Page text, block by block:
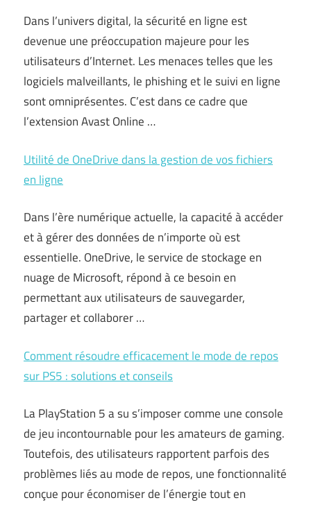
Dans l’univers digital, la sécurité en ligne est
devenue une préoccupation majeure pour les
utilisateurs d’Internet. Les menaces telles que les
logiciels malveillants, le phishing et le suivi en ligne
sont omniprésentes. C’est dans ce cadre que
l’extension Avast Online …
Utilité de OneDrive dans la gestion de vos fichiers
en ligne
Dans l’ère numérique actuelle, la capacité à accéder
et à gérer des données de n’importe où est
essentielle. OneDrive, le service de stockage en
nuage de Microsoft, répond à ce besoin en
permettant aux utilisateurs de sauvegarder,
partager et collaborer …
Comment résoudre efficacement le mode de repos
sur PS5 : solutions et conseils
La PlayStation 5 a su s’imposer comme une console
de jeu incontournable pour les amateurs de gaming.
Toutefois, des utilisateurs rapportent parfois des
problèmes liés au mode de repos, une fonctionnalité
conçue pour économiser de l’énergie tout en